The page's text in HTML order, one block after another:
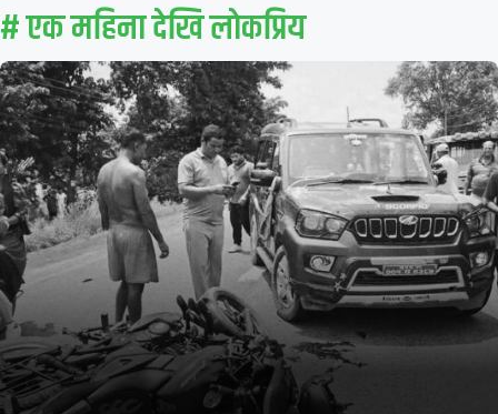
# एक महिना देखि लाेकप्रिय